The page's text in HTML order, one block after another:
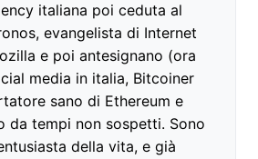
italiana poi ceduta al
evangelista di Internet
e poi antesignano (ora
media in italia, Bitcoiner
sano di Ethereum e
da tempi non sospetti. Sono
della vita, e già